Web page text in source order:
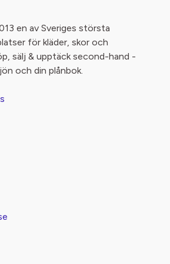
en av Sveriges största
för kläder, skor och
sälj & upptäck second-hand -
och din plånbok.